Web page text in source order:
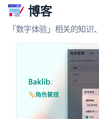
博客
「数字体验」相关的知